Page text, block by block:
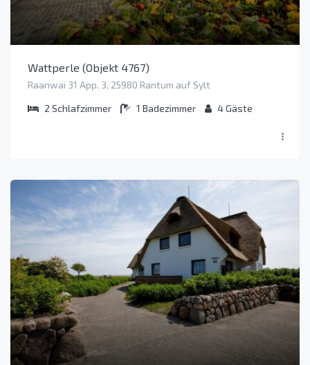
Wattperle (Objekt 4767)
Raanwai 31 App. 3, 25980 Rantum auf Sylt
2 Schlafzimmer 1 Badezimmer 4Gäste